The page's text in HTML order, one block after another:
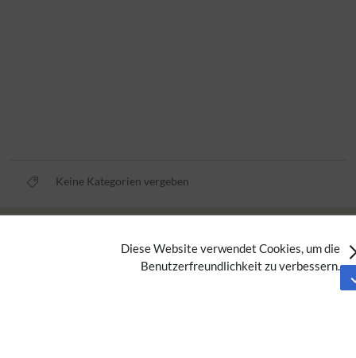
Diese Website verwendet Cookies, um die
Benutzerfreundlichkeit zu verbessern.
Keine Kategorien vergeben
Imprint